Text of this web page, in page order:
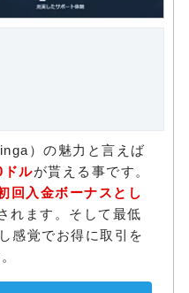
）の魅力と言えば
ドルが貰える事です。
回入金ボーナスとし
れます。そして最低
感覚でお得に取引を